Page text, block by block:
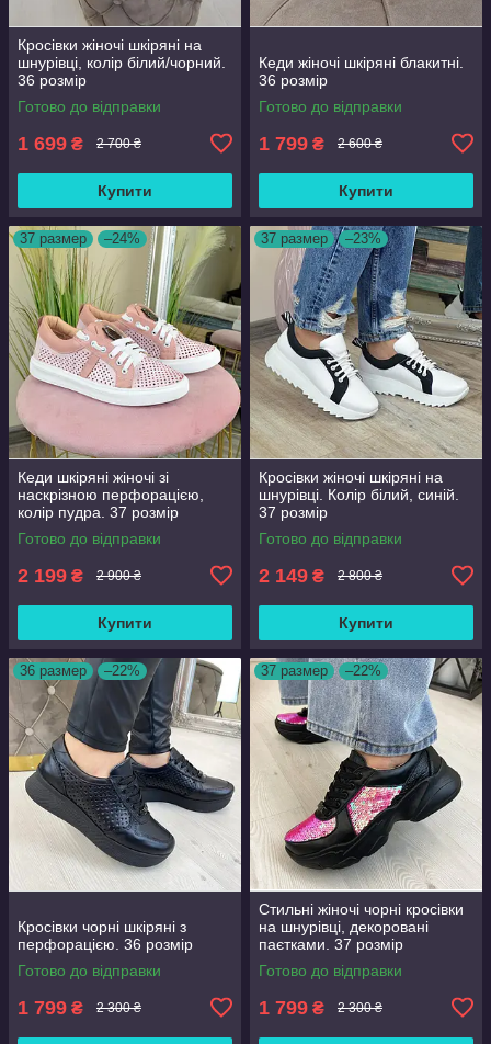
Кросівки жіночі шкіряні на
шнурівці, колір білий/чорний.
36 розмір
Готово до відправки
1 699 ₴ 2 700 ₴
Купити
Кеди жіночі шкіряні блакитні.
36 розмір
Готово до відправки
1 799 ₴ 2 600 ₴
Купити
37 размер –24%
Кеди шкіряні жіночі зі
наскрізною перфорацією,
колір пудра. 37 розмір
Готово до відправки
2 199 ₴ 2 900 ₴
Купити
37 размер –23%
Кросівки жіночі шкіряні на
шнурівці. Колір білий, синій.
37 розмір
Готово до відправки
2 149 ₴ 2 800 ₴
Купити
36 размер –22%
Кросівки чорні шкіряні з
перфорацією. 36 розмір
Готово до відправки
1 799 ₴ 2 300 ₴
37 размер –22%
Стильні жіночі чорні кросівки
на шнурівці, декоровані
паєтками. 37 розмір
Готово до відправки
1 799 ₴ 2 300 ₴